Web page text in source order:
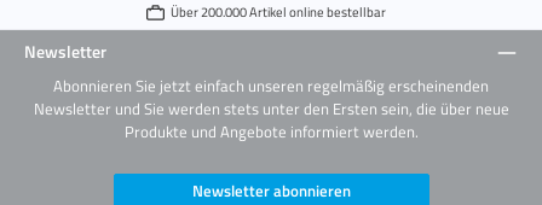
Über 200.000 Artikel online bestellbar
Newsletter
Abonnieren Sie jetzt einfach unseren regelmäßig erscheinenden
Newsletter und Sie werden stets unter den Ersten sein, die über neue
Produkte und Angebote informiert werden.
Newsletter abonnieren